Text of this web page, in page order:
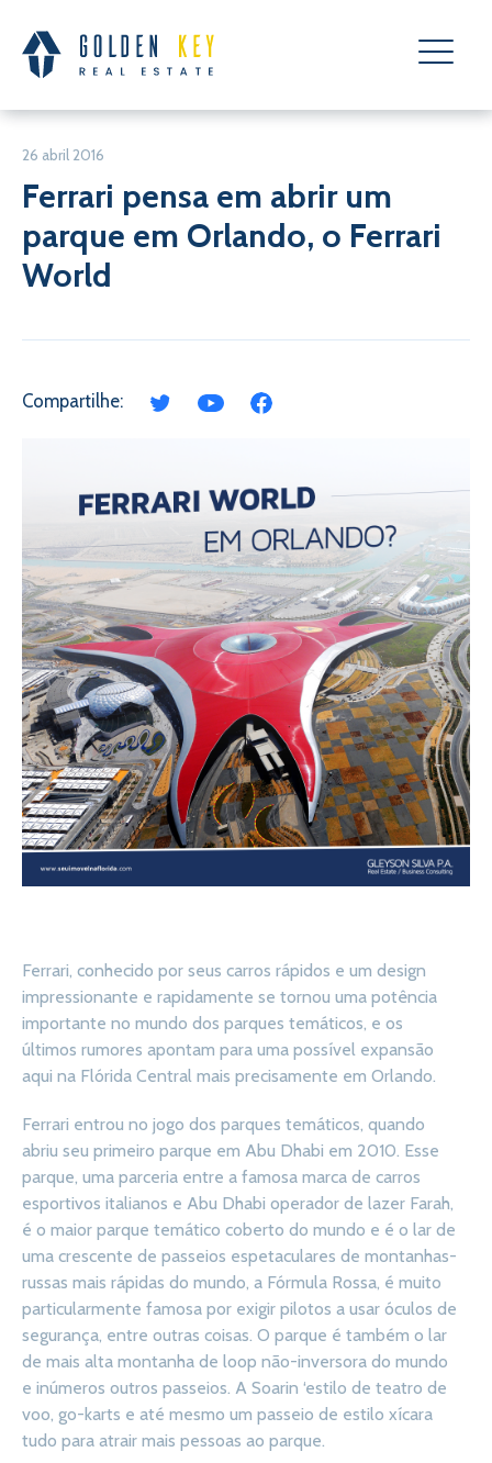
26 abril 2016
Ferrari pensa em abrir um
parque em Orlando, o Ferrari
World
Compartilhe:
Ferrari, conhecido por seus carros rápidos e um design
impressionante e rapidamente se tornou uma potência
importante no mundo dos parques temáticos, e os
últimos rumores apontam para uma possível expansão
aqui na Flórida Central mais precisamente em Orlando.
Ferrari entrou no jogo dos parques temáticos, quando
abriu seu primeiro parque em Abu Dhabi em 2010. Esse
parque, uma parceria entre a famosa marca de carros
esportivos italianos e Abu Dhabi operador de lazer Farah,
é o maior parque temático coberto do mundo e é o lar de
uma crescente de passeios espetaculares de montanhas-
russas mais rápidas do mundo, a Fórmula Rossa, é muito
particularmente famosa por exigir pilotos a usar óculos de
segurança, entre outras coisas. O parque é também o lar
de mais alta montanha de loop não-inversora do mundo
e inúmeros outros passeios. A Soarin ‘estilo de teatro de
voo, go-karts e até mesmo um passeio de estilo xícara
tudo para atrair mais pessoas ao parque.